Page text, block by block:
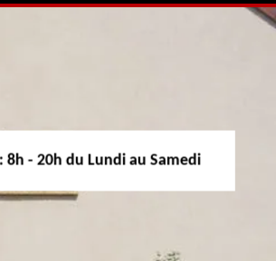
8h - 20h du Lundi au Samedi